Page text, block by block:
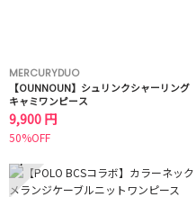
MERCURYDUO
【OUNNOUN】シュリンクシャーリング
キャミワンピース
9,900 円
50%OFF
7